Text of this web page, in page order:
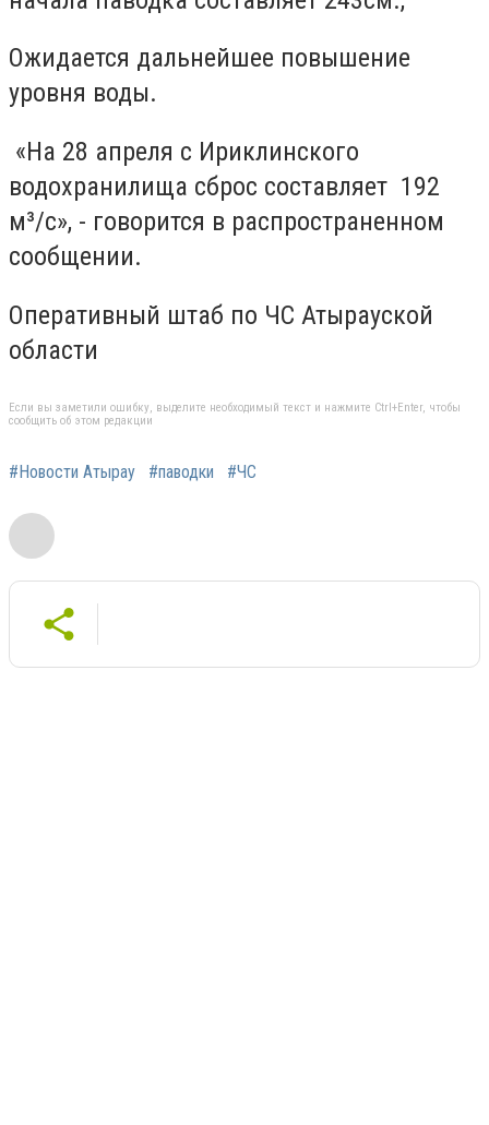
Ожидается дальнейшее повышение
уровня воды.
«На 28 апреля с Ириклинского
водохранилища сброс составляет 192
м³/с», - говорится в распространенном
сообщении.
Оперативный штаб по ЧС Атырауской
области
Если вы заметили ошибку, выделите необходимый текст и нажмите Ctrl+Enter, чтобы
сообщить об этом редакции
#Новости Атырау #паводки #ЧС